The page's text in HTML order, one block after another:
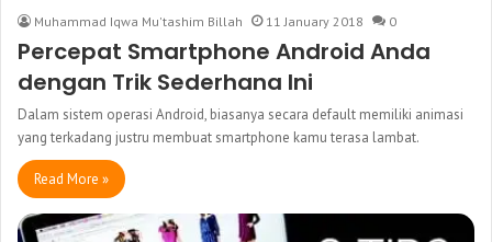
Muhammad Iqwa Mu'tashim Billah 11 January 2018 0
Percepat Smartphone Android Anda
dengan Trik Sederhana Ini
Dalam sistem operasi Android, biasanya secara default memiliki animasi
yang terkadang justru membuat smartphone kamu terasa lambat.
Read More »